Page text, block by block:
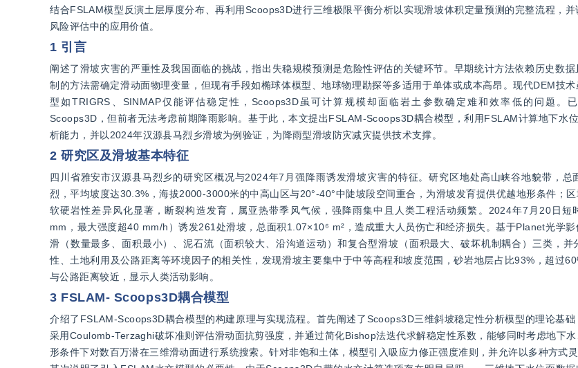
结合FSLAM模型反演土层厚度分布、再利用Scoops3D进行三维极限平衡分析以实现滑坡体积定量预测的完整流程，
风险评估中的应用价值。
1 引言
阐述了滑坡灾害的严重性及我国面临的挑战，指出失稳规模预测是危险性评估的关键环节。早期统计方法依赖历史数
制的方法需确定滑动面物理变量，但现有手段如椭球体模型、地球物理勘探等多适用于单体或成本高昂。现代DEM技
型如TRIGRS、SINMAP仅能评估稳定性，Scoops3D虽可计算规模却面临岩土参数确定难和效率低的问题。
Scoops3D，但前者无法考虑前期降雨影响。基于此，本文提出FSLAM-Scoops3D耦合模型，利用FSLAM计算地下水
析能力，并以2024年汉源县马烈乡滑坡为例验证，为降雨型滑坡防灾减灾提供技术支撑。
2 研究区及滑坡基本特征
四川省雅安市汉源县马烈乡的研究区概况与2024年7月强降雨诱发滑坡灾害的特征。研究区地处高山峡谷地貌带，总
烈，平均坡度达30.3%，海拔2000-3000米的中高山区与20°-40°中陡坡段空间重合，为滑坡发育提供优越地形条件；区
软硬岩性差异风化显著，断裂构造发育，属亚热带季风气候，强降雨集中且人类工程活动频繁。2024年7月20日短
mm，最大强度超40 mm/h）诱发261处滑坡，总面积1.07×10⁶ m²，造成重大人员伤亡和经济损失。基于Planet光学
滑（数量最多、面积最小）、泥石流（面积较大、沿沟道运动）和复合型滑坡（面积最大、破坏机制耦合）三类，
性、土地利用及公路距离等环境因子的相关性，发现滑坡主要集中于中等高程和坡度范围，砂岩地层占比93%，超过
与公路距离较近，显示人类活动影响。
3 FSLAM- Scoops3D耦合模型
介绍了FSLAM-Scoops3D耦合模型的构建原理与实现流程。首先阐述了Scoops3D三维斜坡稳定性分析模型的理论基础
采用Coulomb-Terzaghi破坏准则评估滑动面抗剪强度，并通过简化Bishop法迭代求解稳定性系数，能够同时考虑地下
形条件下对数百万潜在三维滑动面进行系统搜索。针对非饱和土体，模型引入吸应力修正强度准则，并允许以多种方式灵